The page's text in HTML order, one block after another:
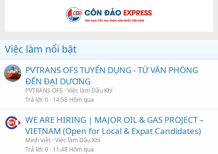
Việc làm nổi bật
PVTRANS OFS TUYỂN DỤNG - TỪ VĂN PHÒNG
ĐẾN ĐẠI DƯƠNG
PVTRANS OFS Việc làm Dầu Khí
Trả lời 0 14:58 Hôm qua
WE ARE HIRING | MAJOR OIL & GAS PROJECT –
VIETNAM (Open for Local & Expat Candidates)
Minh Việt Việc làm Dầu Khí
Trả lời 0 11:48 Hôm qua